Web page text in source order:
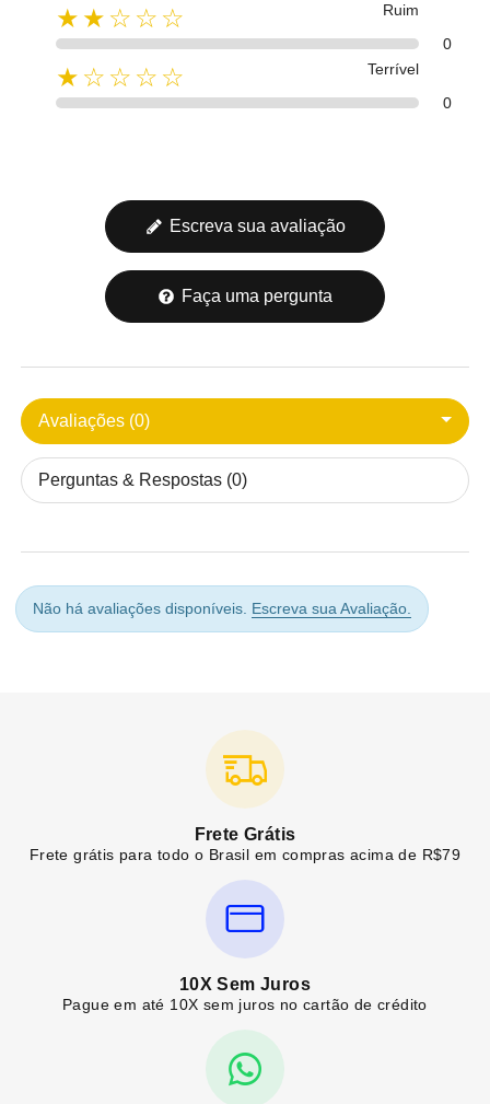
★★☆☆☆
Ruim
0
★☆☆☆☆
Terrível
0
Escreva sua avaliação
Faça uma pergunta
Avaliações (0)
Perguntas & Respostas (0)
Não há avaliações disponíveis. Escreva sua Avaliação.
Frete Grátis
Frete grátis para todo o Brasil em compras acima de R$79
10X Sem Juros
Pague em até 10X sem juros no cartão de crédito